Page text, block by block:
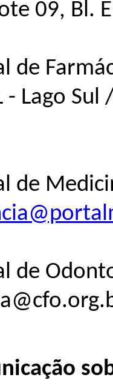
09, Bl.
de
- Lago
de
de